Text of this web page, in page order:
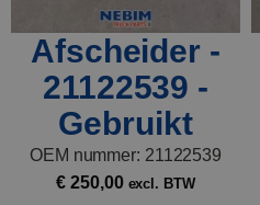
Afscheider -
21122539 -
Gebruikt
OEM nummer: 21122539
€ 250,00 excl. BTW